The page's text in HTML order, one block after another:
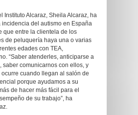
Instituto Alcaraz, Sheila Alcaraz, ha
del autismo en España
que entre la clientela de los
de peluquería haya una o varias
edades con TEA,
“Saber atenderles, anticiparse a
saber comunicarnos con ellos, y
cuando llegan al salón de
porque ayudamos a su
de hacer más fácil para el
de su trabajo”, ha